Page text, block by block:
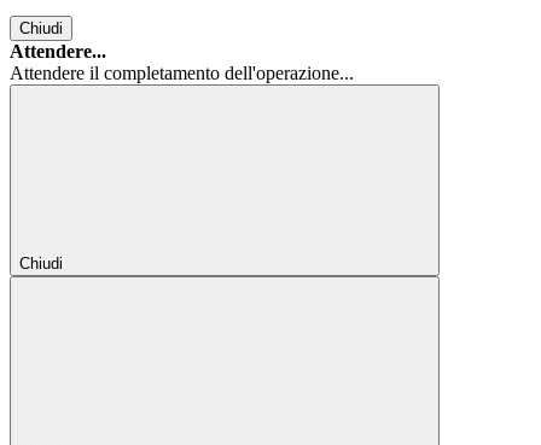
Chiudi
Attendere...
Attendere il completamento dell'operazione...
Chiudi